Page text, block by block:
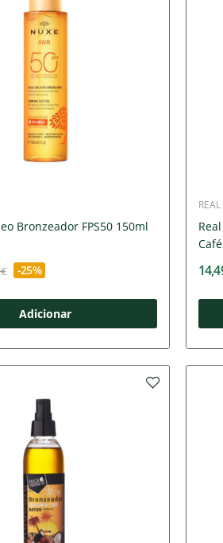
Bronzeador FPS50 150ml
-25%
Adicionar